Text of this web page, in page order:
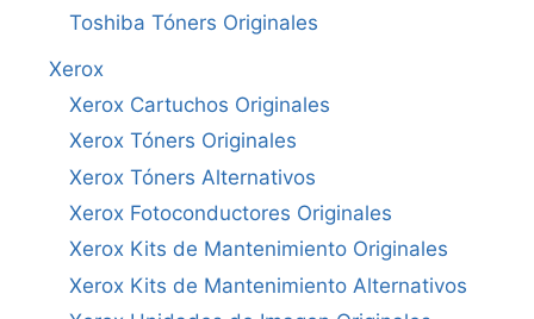
Toshiba Tóners Originales
Xerox
Xerox Cartuchos Originales
Xerox Tóners Originales
Xerox Tóners Alternativos
Xerox Fotoconductores Originales
Xerox Kits de Mantenimiento Originales
Xerox Kits de Mantenimiento Alternativos